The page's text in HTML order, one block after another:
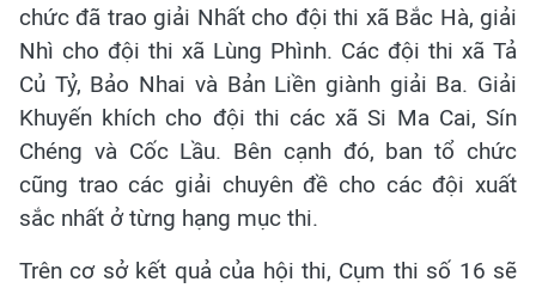
chức đã trao giải Nhất cho đội thi xã Bắc Hà, giải
Nhì cho đội thi xã Lùng Phình. Các đội thi xã Tả
Củ Tỷ, Bảo Nhai và Bản Liền giành giải Ba. Giải
Khuyến khích cho đội thi các xã Si Ma Cai, Sín
Chéng và Cốc Lầu. Bên cạnh đó, ban tổ chức
cũng trao các giải chuyên đề cho các đội xuất
sắc nhất ở từng hạng mục thi.
Trên cơ sở kết quả của hội thi, Cụm thi số 16 sẽ